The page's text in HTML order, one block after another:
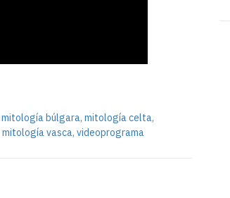
mitología búlgara, mitología celta,
mitología vasca, videoprograma